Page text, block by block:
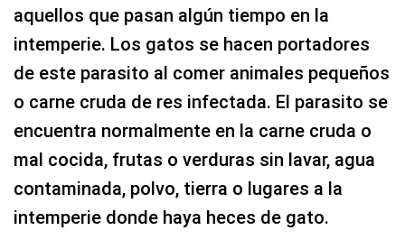
aquellos que pasan algún tiempo en la
intemperie. Los gatos se hacen portadores
de este parasito al comer animales pequeños
o carne cruda de res infectada. El parasito se
encuentra normalmente en la carne cruda o
mal cocida, frutas o verduras sin lavar, agua
contaminada, polvo, tierra o lugares a la
intemperie donde haya heces de gato.